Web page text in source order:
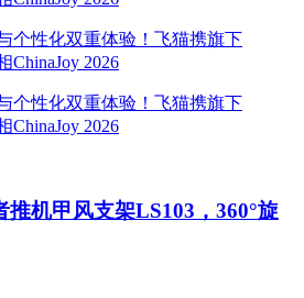
推机甲风支架LS103，360°旋